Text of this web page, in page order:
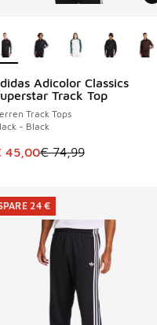
Adicolor Classics
Track Top
Track Tops
- Black
Artikel ist im Sale.
45,00€ 74,99
29 €
24 €